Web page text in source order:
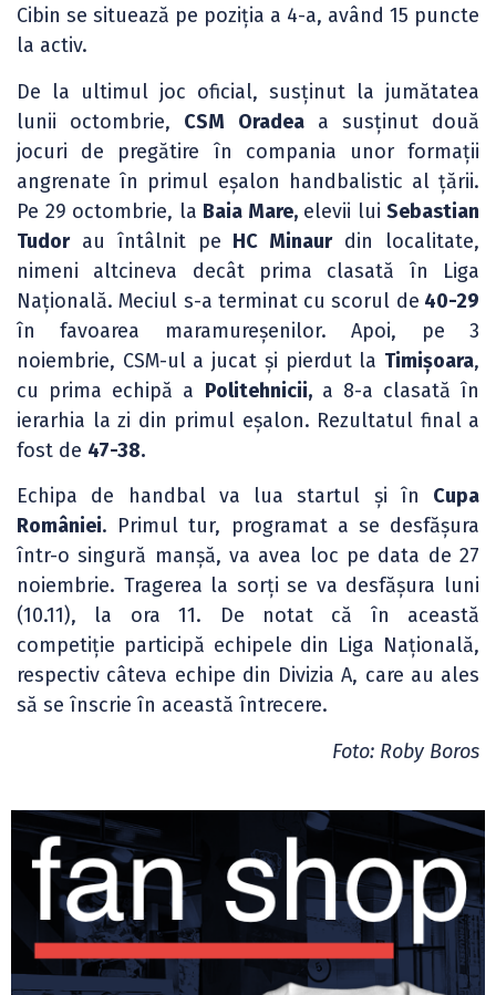
Cibin se situează pe poziția a 4-a, având 15 puncte
la activ.
De la ultimul joc oficial, susținut la jumătatea
lunii octombrie, CSM Oradeaa susținut două
jocuri de pregătire în compania unor formații
angrenate în primul eșalon handbalistic al țării.
Pe 29 octombrie, la Baia Mare,elevii lui Sebastian
Tudorau întâlnit pe HC Minaurdin localitate,
nimeni altcineva decât prima clasată în Liga
Națională. Meciul s-a terminat cu scorul de 40-29
în favoarea maramureșenilor. Apoi, pe 3
noiembrie, CSM-ul a jucat și pierdut la Timișoara,
cu prima echipă a Politehnicii,a 8-a clasată în
ierarhia la zi din primul eșalon. Rezultatul final a
fost de 47-38.
Echipa de handbal va lua startul și în Cupa
României. Primul tur, programat a se desfășura
într-o singură manșă, va avea loc pe data de 27
noiembrie. Tragerea la sorți se va desfășura luni
(10.11), la ora 11. De notat că în această
competiție participă echipele din Liga Națională,
respectiv câteva echipe din Divizia A, care au ales
să se înscrie în această întrecere.
Foto: Roby Boros